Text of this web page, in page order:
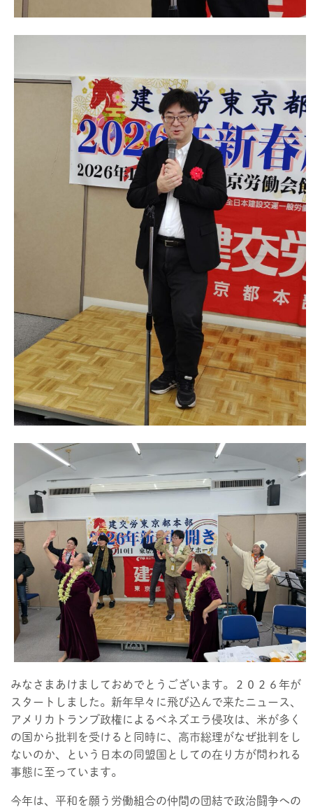
みなさまあけましておめでとうございます。２０２６年が
スタートしました。新年早々に飛び込んで来たニュース、
アメリカトランプ政権によるベネズエラ侵攻は、米が多く
の国から批判を受けると同時に、高市総理がなぜ批判をし
ないのか、という日本の同盟国としての在り方が問われる
事態に至っています。
今年は、平和を願う労働組合の仲間の団結で政治闘争への